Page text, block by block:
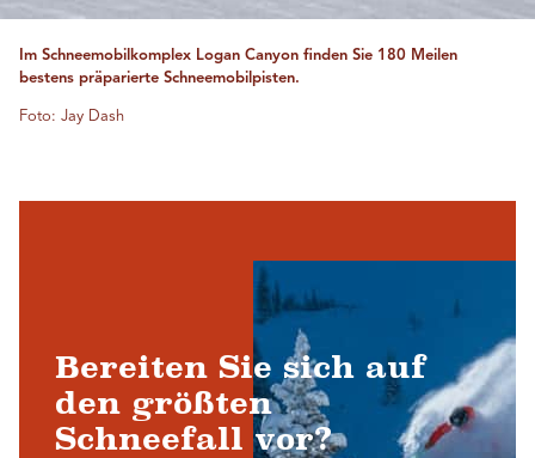
Im Schneemobilkomplex Logan Canyon finden Sie 180 Meilen
bestens präparierte Schneemobilpisten.
Foto: Jay Dash
Bereiten Sie sich auf
den größten
Schneefall vor?